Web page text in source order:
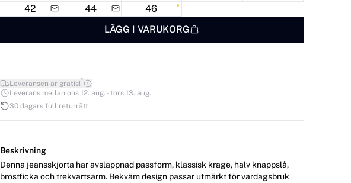
42
44
46
LÄGG I VARUKORG
Leveransen är gratis!*
Leverans mellan ons 12. aug. - tors 13. aug.
30 dagars full returrätt
Beskrivning
Denna jeansskjorta har avslappnad passform, klassisk krage, halv knappslå,
bröstficka och trekvartsärm. Bekväm design passar utmärkt för vardagsbruk